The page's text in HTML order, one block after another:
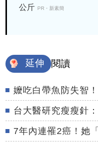
公斤 PR・新素簡
延伸 閱讀
嬤吃白帶魚防失智
台大醫研究瘦瘦針
7年內連罹2癌！她